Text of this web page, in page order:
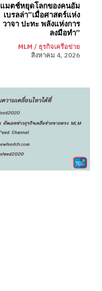
แมตช์หยุดโลกของคนอัม
เบรลล่า”เมื่อศาสตร์แห่ง
วาจา ปะทะ พลังแห่งการ
ลงมือทำ”
MLM / ธุรกิจเครือข่าย
สิงหาคม 4, 2026